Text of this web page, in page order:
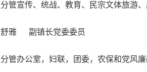
分管宣传、统战、教育、民宗文体旅游
舒雅 副镇长党委委员
分管办公室，妇联，团委，农保和党风廉